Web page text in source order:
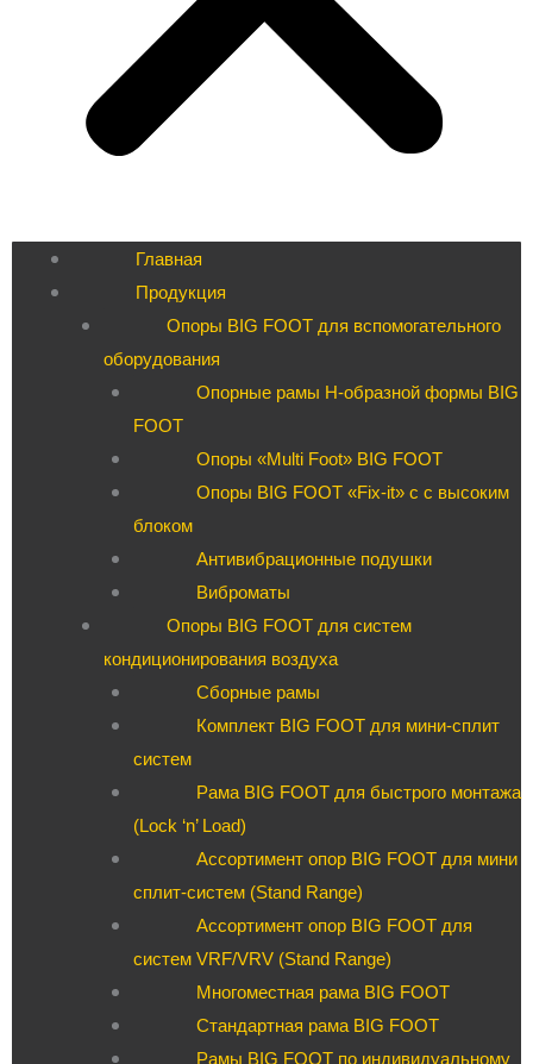
Главная
Продукция
Опоры BIG FOOT для вспомогательного
оборудования
Опорные рамы H-образной формы BIG
FOOT
Опоры «Multi Foot» BIG FOOT
Опоры BIG FOOT «Fix-it» c с высоким
блоком
Антивибрационные подушки
Виброматы
Опоры BIG FOOT для систем
кондиционирования воздуха
Сборные рамы
Комплект BIG FOOT для мини-сплит
систем
Рама BIG FOOT для быстрого монтажа
(Lock ‘n’ Load)
Ассортимент опор BIG FOOT для мини
сплит-систем (Stand Range)
Ассортимент опор BIG FOOT для
систем VRF/VRV (Stand Range)
Многоместная рама BIG FOOT
Стандартная рама BIG FOOT
Рамы BIG FOOT по индивидуальному